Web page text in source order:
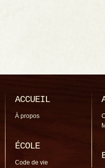
ACCUEIL
À propos
ÉCOLE
Code de vie